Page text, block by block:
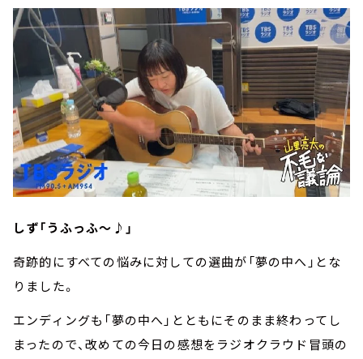
しず「うふっふ～♪」
奇跡的にすべての悩みに対しての選曲が「夢の中へ」とな
りました。
エンディングも「夢の中へ」とともにそのまま終わってし
まったので、改めての今日の感想をラジオクラウド冒頭の